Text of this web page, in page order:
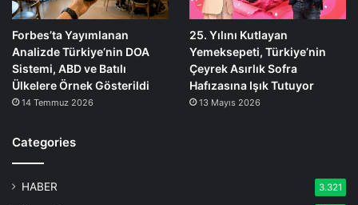
Forbes’ta Yayımlanan
Analizde Türkiye’nin DOA
Sistemi, ABD ve Batılı
Ülkelere Örnek Gösterildi
14 Temmuz 2026
25. Yılını Kutlayan
Yemeksepeti, Türkiye’nin
Çeyrek Asırlık Sofra
Hafızasına Işık Tutuyor
13 Mayıs 2026
Categories
HABER 3.321